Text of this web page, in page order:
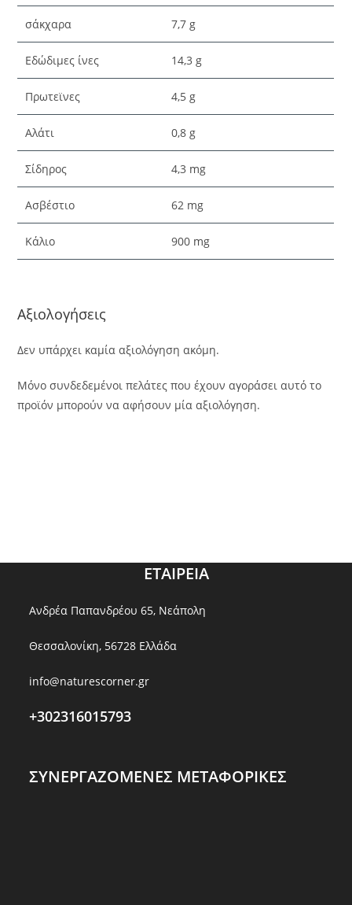
σάκχαρα 7,7 g
Εδώδιμες ίνες 14,3 g
Πρωτεϊνες 4,5 g
Αλάτι 0,8 g
Σίδηρος 4,3 mg
Ασβέστιο 62 mg
Κάλιο 900 mg
Αξιολογήσεις
Δεν υπάρχει καμία αξιολόγηση ακόμη.
Μόνο συνδεδεμένοι πελάτες που έχουν αγοράσει αυτό το
προϊόν μπορούν να αφήσουν μία αξιολόγηση.
ΕΤΑΙΡΕΙΑ
Ανδρέα Παπανδρέου 65, Νεάπολη
Θεσσαλονίκη, 56728 Ελλάδα
info@naturescorner.gr
+302316015793
ΣΥΝΕΡΓΑΖΟΜΕΝΕΣ ΜΕΤΑΦΟΡΙΚΕΣ